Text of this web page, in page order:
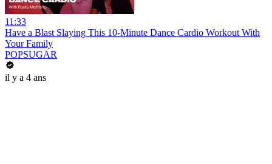
11:33
Have a Blast Slaying This 10-Minute Dance Cardio Workout With
Your Family
POPSUGAR
il y a 4 ans